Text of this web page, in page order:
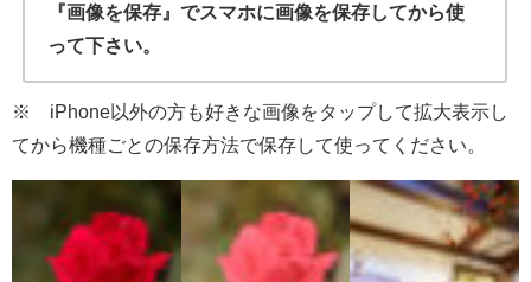
『画像を保存』でスマホに画像を保存してから使
って下さい。
※ iPhone以外の方も好きな画像をタップして拡大表示し
てから機種ごとの保存方法で保存して使ってください。